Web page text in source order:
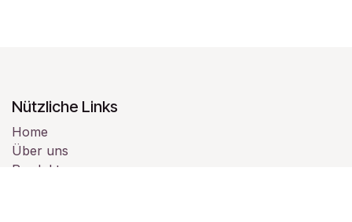
Nützliche Links
Home
Über uns
Produkte